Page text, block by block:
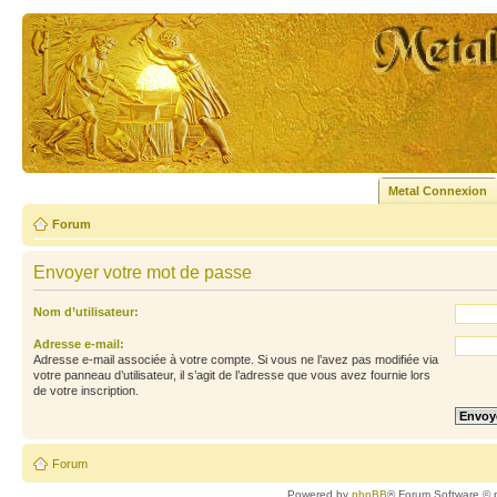
Metal Connexion
Forum
Envoyer votre mot de passe
Nom d’utilisateur:
Adresse e-mail:
Adresse e-mail associée à votre compte. Si vous ne l’avez pas modifiée via
votre panneau d’utilisateur, il s’agit de l’adresse que vous avez fournie lors
de votre inscription.
Forum
Powered byphpBB® Forum Software ©